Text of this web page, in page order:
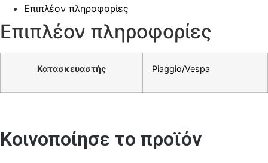
Επιπλέον πληροφορίες
Επιπλέον πληροφορίες
Κατασκευαστής Piaggio/Vespa
Κοινοποίησε το προϊόν